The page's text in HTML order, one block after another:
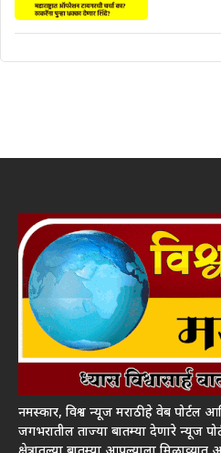
नमस्कार, विश्व न्यूज मराठी हे वेब
जगभरातील ताज्या बातम्या देणारे न्यूज